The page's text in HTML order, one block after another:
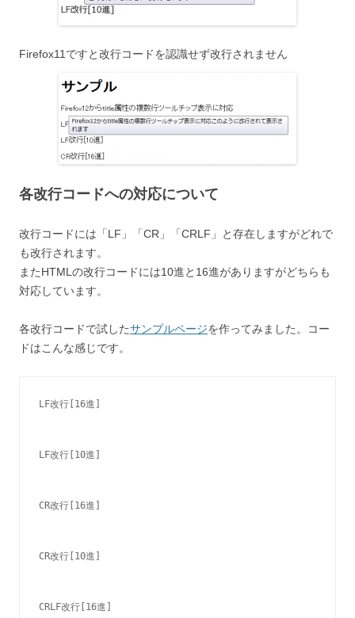
Firefox11ですと改行コードを認識せず改行されません
各改行コードへの対応について
改行コードには「LF」「CR」「CRLF」と存在しますがどれで
も改行されます。
またHTMLの改行コードには10進と16進がありますがどちらも
対応しています。
各改行コードで試したサンプルページを作ってみました。コー
ドはこんな感じです。
LF改行[16進]
LF改行[10進]
CR改行[16進]
CR改行[10進]
CRLF改行[16進]